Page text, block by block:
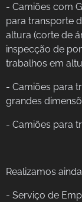
- Camiões com
para transporte
altura (corte de
inspecção de
trabalhos em
- Camiões para
grandes
- Camiões para
Realizamos
- Serviço de